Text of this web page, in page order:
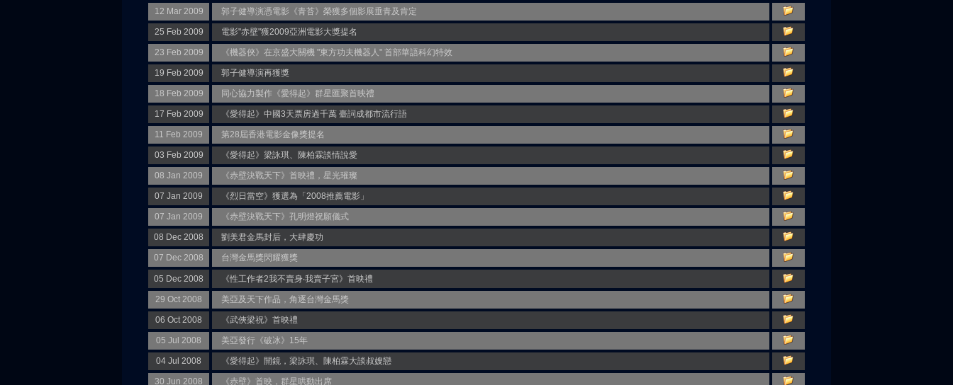
12 Mar 2009 郭子健導演憑電影《青苔》榮獲多個影展垂青及肯定
25 Feb 2009 電影"赤壁"獲2009亞洲電影大獎提名
23 Feb 2009 《機器俠》在京盛大關機 "東方功夫機器人" 首部華語科幻特效
19 Feb 2009 郭子健導演再獲獎
18 Feb 2009 同心協力製作《愛得起》群星匯聚首映禮
17 Feb 2009 《愛得起》中國3天票房過千萬 臺詞成都市流行語
11 Feb 2009 第28屆香港電影金像獎提名
03 Feb 2009 《愛得起》梁詠琪、陳柏霖談情說愛
08 Jan 2009 《赤壁決戰天下》首映禮，星光璀璨
07 Jan 2009 《烈日當空》獲選為「2008推薦電影」
07 Jan 2009 《赤壁決戰天下》孔明燈祝願儀式
08 Dec 2008 劉美君金馬封后，大肆慶功
07 Dec 2008 台灣金馬獎閃耀獲獎
05 Dec 2008 《性工作者2我不賣身‧我賣子宮》首映禮
29 Oct 2008 美亞及天下作品，角逐台灣金馬獎
06 Oct 2008 《武俠梁祝》首映禮
05 Jul 2008 美亞發行《破冰》15年
04 Jul 2008 《愛得起》開鏡，梁詠琪、陳柏霖大談叔嫂戀
30 Jun 2008 《赤壁》首映，群星哄動出席